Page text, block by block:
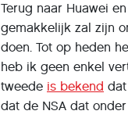
Terug naar Huawei
gemakkelijk zal zijn
doen. Tot op heden
heb ik geen enkel
tweede is bekend
dat de NSA dat